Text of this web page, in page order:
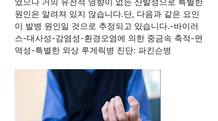
였으나 거의 유전적 영향이 없는 산발성으로 특별한
원인은 알려져 있지 않습니다.단, 다음과 같은 요인
이 발병 원인일 것으로 추정되고 있습니다.-바이러
스-대사성-감염성-환경오염에 의한 중금속 축적-면
역성-특별한 외상 루게릭병 진단: 파킨슨병